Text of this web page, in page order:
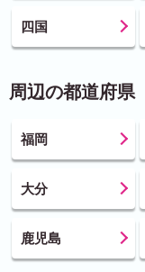
四国
周辺の都道府県
福岡
大分
鹿児島